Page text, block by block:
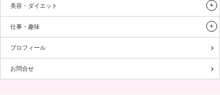
美容・ダイエット
仕事・趣味
プロフィール
お問合せ